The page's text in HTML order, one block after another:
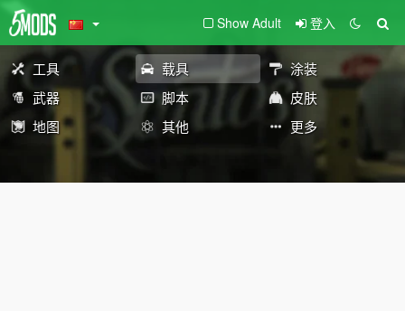
Show Adult 登入
工具 载具
涂装
武器
脚本
皮肤
地图
其他 更多